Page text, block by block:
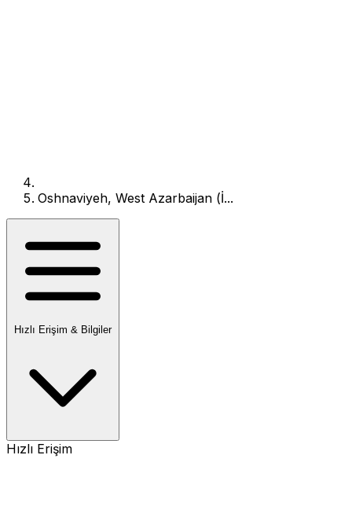
Oshnaviyeh, West Azarbaijan (İ...
Hızlı Erişim & Bilgiler
Hızlı Erişim